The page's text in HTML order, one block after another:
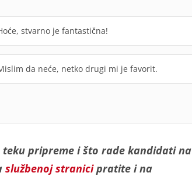
stvarno je fantastična!
da neće, netko drugi mi je favorit.
teku pripreme i što rade kandidati na
službenoj stranicipratite i na